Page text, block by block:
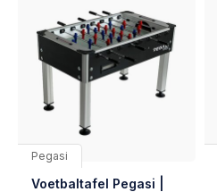
Pegasi
Voetbaltafel Pegasi |